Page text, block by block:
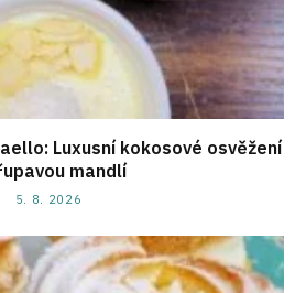
Luxusní kokosové osvěžení
mandlí
5. 8. 2026